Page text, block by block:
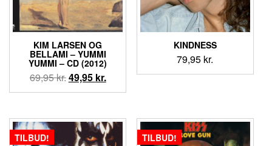
KIM LARSEN OG
BELLAMI ‎– YUMMI
YUMMI – CD (2012)
69,95kr.Den
oprindelige
var:
69,95 kr..
49,95 kr.Den
aktuelle
er:
49,95 kr..
KINDNESS
79,95 kr.
TILBUD! TILBUD!